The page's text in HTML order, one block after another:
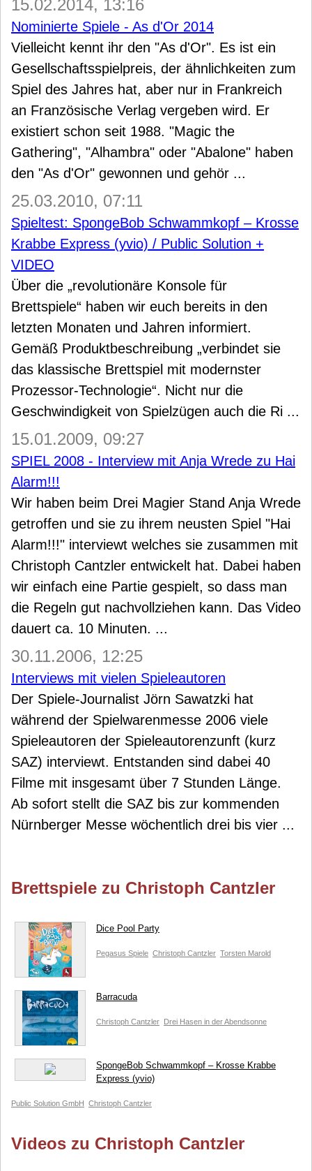
15.02.2014, 13:16
Nominierte Spiele - As d'Or 2014
Vielleicht kennt ihr den "As d'Or". Es ist ein
Gesellschaftsspielpreis, der ähnlichkeiten zum
Spiel des Jahres hat, aber nur in Frankreich
an Französische Verlag vergeben wird. Er
existiert schon seit 1988. "Magic the
Gathering", "Alhambra" oder "Abalone" haben
den "As d'Or" gewonnen und gehör ...
25.03.2010, 07:11
Spieltest: SpongeBob Schwammkopf – Krosse
Krabbe Express (yvio) / Public Solution +
VIDEO
Über die „revolutionäre Konsole für
Brettspiele“ haben wir euch bereits in den
letzten Monaten und Jahren informiert.
Gemäß Produktbeschreibung „verbindet sie
das klassische Brettspiel mit modernster
Prozessor-Technologie“. Nicht nur die
Geschwindigkeit von Spielzügen auch die Ri ...
15.01.2009, 09:27
SPIEL 2008 - Interview mit Anja Wrede zu Hai
Alarm!!!
Wir haben beim Drei Magier Stand Anja Wrede
getroffen und sie zu ihrem neusten Spiel "Hai
Alarm!!!" interviewt welches sie zusammen mit
Christoph Cantzler entwickelt hat. Dabei haben
wir einfach eine Partie gespielt, so dass man
die Regeln gut nachvollziehen kann. Das Video
dauert ca. 10 Minuten. ...
30.11.2006, 12:25
Interviews mit vielen Spieleautoren
Der Spiele-Journalist Jörn Sawatzki hat
während der Spielwarenmesse 2006 viele
Spieleautoren der Spieleautorenzunft (kurz
SAZ) interviewt. Entstanden sind dabei 40
Filme mit insgesamt über 7 Stunden Länge.
Ab sofort stellt die SAZ bis zur kommenden
Nürnberger Messe wöchentlich drei bis vier ...
Brettspiele zu Christoph Cantzler
Dice Pool Party
Pegasus Spiele Christoph Cantzler Torsten Marold
Barracuda
Christoph Cantzler Drei Hasen in der Abendsonne
SpongeBob Schwammkopf – Krosse Krabbe
Express (yvio)
Public Solution GmbH Christoph Cantzler
Videos zu Christoph Cantzler